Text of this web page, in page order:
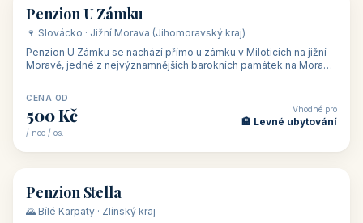
🏡 penzion
Penzion U Zámku
🍷 Slovácko · Jižní Morava (Jihomoravský kraj)
Penzion U Zámku se nachází přímo u zámku v Miloticích na jižní
Moravě, jedné z nejvýznamnějších barokních památek na Moravě,
CENA OD
500 Kč
/ noc / os.
Vhodné pro
🏨 Levné ubytování
🏡 penzion
Penzion Stella
🌄 Bílé Karpaty · Zlínský kraj